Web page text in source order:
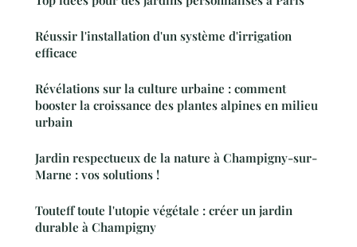
Réussir l'installation d'un système d'irrigation
efficace
Révélations sur la culture urbaine : comment
booster la croissance des plantes alpines en milieu
urbain
Jardin respectueux de la nature à Champigny-sur-
Marne : vos solutions !
Touteff toute l'utopie végétale : créer un jardin
durable à Champigny